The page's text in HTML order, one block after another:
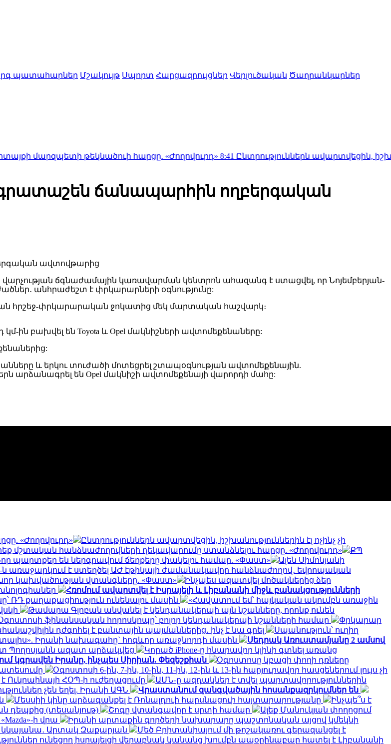
պատահարներ Մշակույթ Սպորտ Հարցազրույցներ Վերլուծական Ծաղրանկարներ
թեկնածուի հարցը. «Ժողովուրդ»8:41Ընտրություններն ավարտվեցին,
ճանապարհին ողբերգական
ճգնաժամային կառավարման կենտրոն ահազանգ է ստացվել, որ Նոյեմբերյան-
անհրաժեշտ է փրկարարների օգնությունը:
հրշեջ-փրկարարական ջոկատից մեկ մարտական հաշվարկ։
ին բախվել են Toyota և Opel մակնիշների ավտոմեքենաները:
և երկու տուժածի մոտեցրել շտապօգնության ավտոմեքենային.
արձանագրել են Opel մակնիշի ավտոմեքենայի վարորդի մահը:
«Ժողովուրդ»
Ընտրություններն ավարտվեցին, իշխանություններին էլ ոչինչ չի
մշտական հանձնաժողովների ղեկավարումը ստանձնելու հարցը. «Ժողովուրդ»
ՔՊ
պարտքեր են ներգրավում ճեղքերը փակելու համար. «Փաստ»
Ալեն Սիմոնյանի
առաջարկում է ստեղծել ԱԺ էթիկայի ժամանակավոր հանձնաժողով․ եվրոպական
կախվածության վտանգները. «Փաստ»
Ինչպես ազատվել մոծակներից ձեր
Հռոմում ավարտվել է Իսրայելի և Լիբանանի միջև բանակցությունների
ՌԴ քաղաքացիություն ունենալու մասին
«Հավատում եմ՝ հայկական ակումբն առաջին
Թամարա Գլոբան անվանել է կենդանակերպի այն նշանները, որոնք ունեն
ֆինանսական հորոսկոպը՝ բոլոր կենդանակերպի նշանների համար
Փրկարար
դժգոհել է բանտային պայմաններից․ ինչ է նա գրել
Սպանություն՝ ուղիղ
Իրանի նախագահը` հոգևոր առաջնորդի մասին
Սեդրակ Առուստամյանը 2 ամսով
Պողոսյանն ազատ արձակվեց
Կորած iPhone-ը հնարավոր կլինի գտնել առանց
կգրավեն Իրանը, ինչպես Սիրիան. Փեզեշքիան
Օգոստոսը կբացի փողի դռները
Օգոստոսի 6-ին, 7-ին, 10-ին, 11-ին, 12-ին և 13-ին հարյուրավոր հասցեներում լույս չի
է Ուկրաինայի ՀՕՊ-ի ուժեղացումը
ԱՄՆ-ը ազդակներ է տվել պարտավորություններին
չեն եղել. Իրանի ԱԳՆ
Վրաստանում զանգվածային հոսանքազրկումներ են
Մեսսիի կինը արձագանքել է Ռոնալդուի հարսնացուի հայտարարությանը
Ինչպե՞ս է
դեպքից (տեսանյութ)
Շոգը վտանգավոր է սրտի համար
Ալեք Մանուկյան փողոցում
ի վրա
Իրանի արտաքին գործերի նախարարը պաշտոնական այցով կմեկնի
կկայանա․ Արտակ Զաքարյան
Մեծ Բրիտանիայում մի թոշակառու գերազանցել է
ունեցող իսրայելցի վերաբնակ կանանց խումբն ապօրինաբար հատել է Լիբանանի